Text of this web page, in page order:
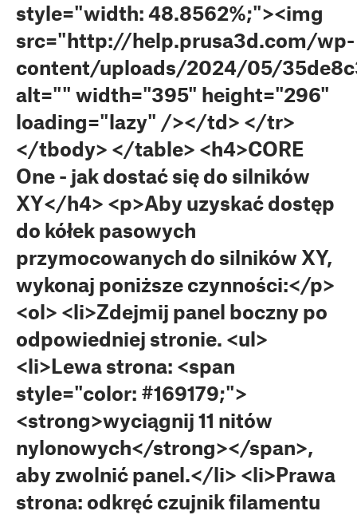
style="width: 48.8562%;"><img
src="http://help.prusa3d.com/wp-
content/uploads/2024/05/
alt="" width="395" height="296"
loading="lazy" /></td> </tr>
</tbody> </table> <h4>CORE
One - jak dostać się do silników
XY</h4> <p>Aby uzyskać dostęp
do kółek pasowych
przymocowanych do silników XY,
wykonaj poniższe czynności:</p>
<ol> <li>Zdejmij panel boczny po
odpowiedniej stronie. <ul>
<li>Lewa strona: <span
style="color: #169179;">
<strong>wyciągnij 11 nitów
nylonowych</strong></span>,
aby zwolnić panel.</li> <li>Prawa
strona: odkręć czujnik filamentu